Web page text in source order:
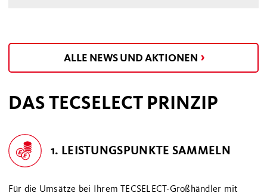
ALLE NEWS UND AKTIONEN
DAS TECSELECT PRINZIP
1. LEISTUNGSPUNKTE SAMMELN
Für die Umsätze bei Ihrem TECSELECT-Großhändler mit